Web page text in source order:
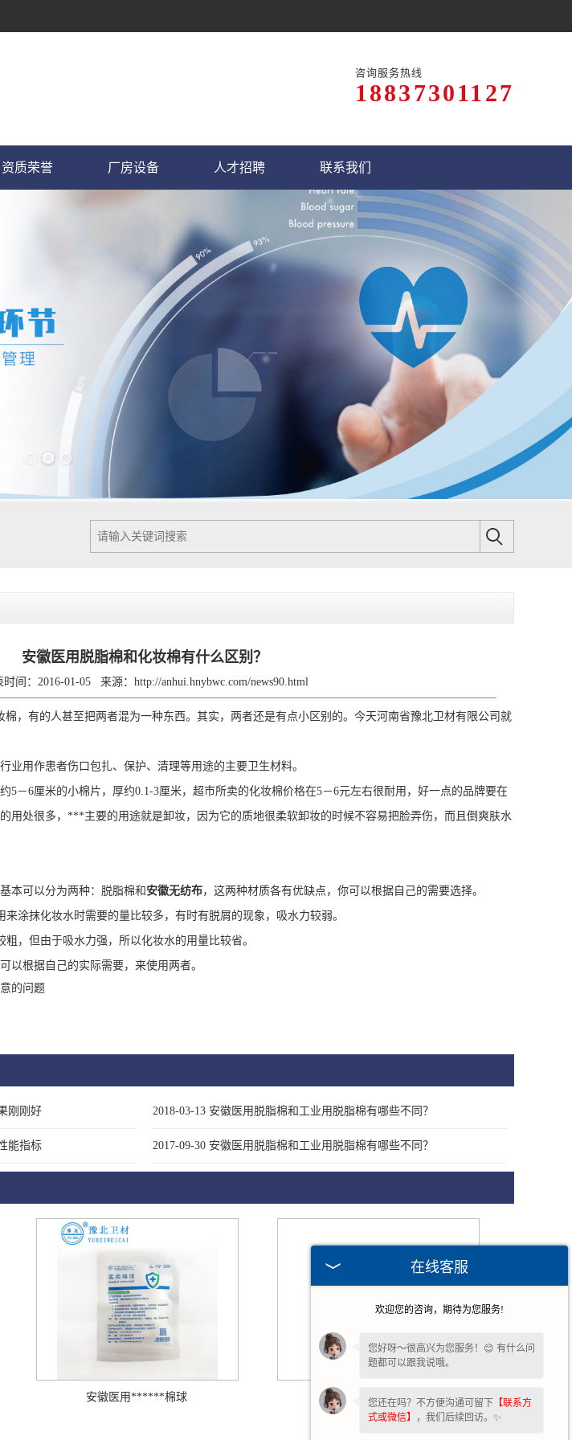
咨询服务热线
18837301127
资质荣誉 厂房设备 人才招聘 联系我们
安徽医用脱脂棉和化妆棉有什么区别？
时间：2016-01-05 来源： http://anhui.hnybwc.com/news90.html
棉，有的人甚至把两者混为一种东西。其实，两者还是有点小区别的。今天河南省豫北卫材有限公司就
业用作患者伤口包扎、保护、清理等用途的主要卫生材料。
6厘米的小棉片，厚约0.1-3厘米，超市所卖的化妆棉价格在5－6元左右很耐用，好一点的品牌要在
用处很多，***主要的用途就是卸妆，因为它的质地很柔软卸妆的时候不容易把脸弄伤，而且倒爽肤水
可以分为两种：脱脂棉和安徽无纺布，这两种材质各有优缺点，你可以根据自己的需要选择。
抹化妆水时需要的量比较多，有时有脱屑的现象，吸水力较弱。
但由于吸水力强，所以化妆水的用量比较省。
根据自己的实际需要，来使用两者。
的问题
刚刚好 2018-03-13 安徽医用脱脂棉和工业用脱脂棉有哪些不同？
能指标 2017-09-30 安徽医用脱脂棉和工业用脱脂棉有哪些不同？
安徽医用******棉球 安徽医用无菌脱脂棉
在线客服
欢迎您的咨询，期待为您服务!
您好呀～很高兴为您服务！😊 有什么问
题都可以跟我说哦。
您还在吗？不方便沟通可留下 【联系方
式或微信】
，我们后续回访。✨